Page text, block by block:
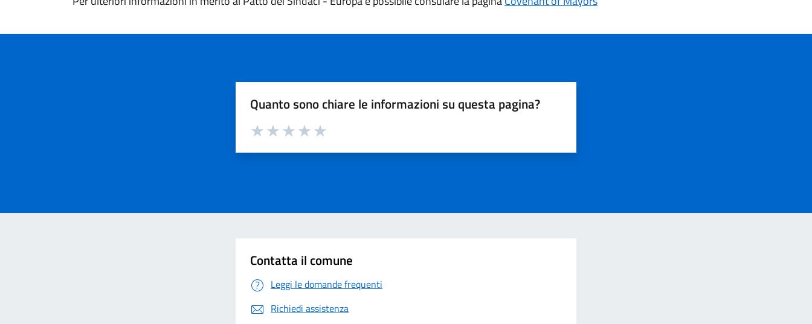
Quanto sono chiare le informazioni su questa pagina?
Contatta il comune
Leggi le domande frequenti
Richiedi assistenza